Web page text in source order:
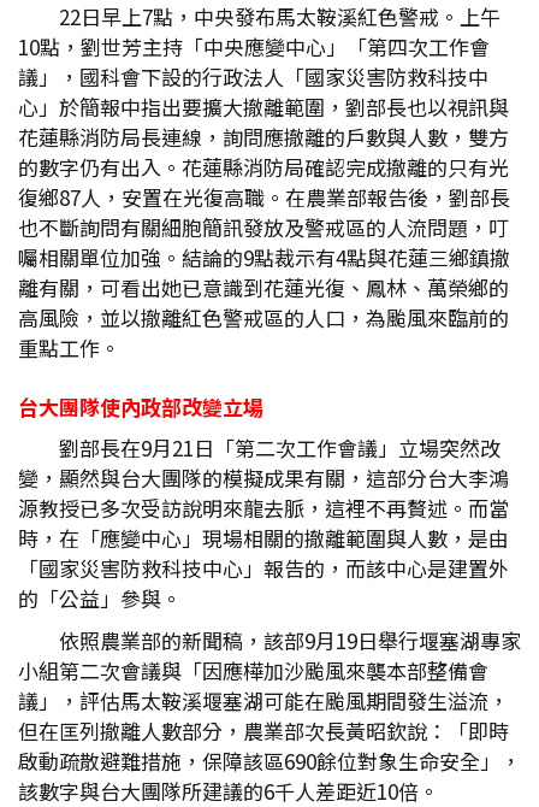
22日早上7點，中央發布馬太鞍溪紅色警戒。上午
10點，劉世芳主持「中央應變中心」「第四次工作會
議」，國科會下設的行政法人「國家災害防救科技中
心」於簡報中指出要擴大撤離範圍，劉部長也以視訊與
花蓮縣消防局長連線，詢問應撤離的戶數與人數，雙方
的數字仍有出入。花蓮縣消防局確認完成撤離的只有光
復鄉87人，安置在光復高職。在農業部報告後，劉部長
也不斷詢問有關細胞簡訊發放及警戒區的人流問題，叮
囑相關單位加強。結論的9點裁示有4點與花蓮三鄉鎮撤
離有關，可看出她已意識到花蓮光復、鳳林、萬榮鄉的
高風險，並以撤離紅色警戒區的人口，為颱風來臨前的
重點工作。
台大團隊使內政部改變立場
劉部長在9月21日「第二次工作會議」立場突然改
變，顯然與台大團隊的模擬成果有關，這部分台大李鴻
源教授已多次受訪說明來龍去脈，這裡不再贅述。而當
時，在「應變中心」現場相關的撤離範圍與人數，是由
「國家災害防救科技中心」報告的，而該中心是建置外
的「公益」參與。
依照農業部的新聞稿，該部9月19日舉行堰塞湖專家
小組第二次會議與「因應樺加沙颱風來襲本部整備會
議」，評估馬太鞍溪堰塞湖可能在颱風期間發生溢流，
但在匡列撤離人數部分，農業部次長黃昭欽說：「即時
啟動疏散避難措施，保障該區690餘位對象生命安全」，
該數字與台大團隊所建議的6千人差距近10倍。